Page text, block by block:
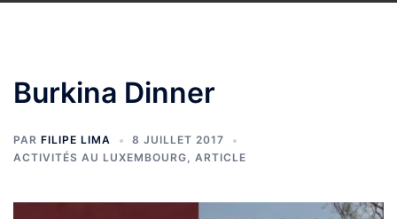
Burkina Dinner
PAR FILIPE LIMA
8 JUILLET 2017
ACTIVITÉS AU LUXEMBOURG, ARTICLE